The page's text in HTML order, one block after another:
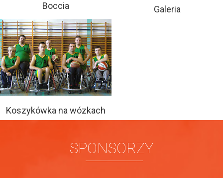
Boccia Galeria
Koszykówka na wózkach
SPONSORZY